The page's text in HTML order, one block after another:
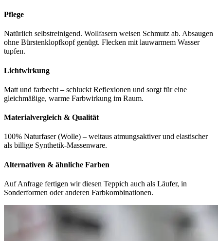
Pflege
Natürlich selbstreinigend. Wollfasern weisen Schmutz ab. Absaugen
ohne Bürstenklopfkopf genügt. Flecken mit lauwarmem Wasser
tupfen.
Lichtwirkung
Matt und farbecht – schluckt Reflexionen und sorgt für eine
gleichmäßige, warme Farbwirkung im Raum.
Materialvergleich & Qualität
100% Naturfaser (Wolle) – weitaus atmungsaktiver und elastischer
als billige Synthetik-Massenware.
Alternativen & ähnliche Farben
Auf Anfrage fertigen wir diesen Teppich auch als Läufer, in
Sonderformen oder anderen Farbkombinationen.